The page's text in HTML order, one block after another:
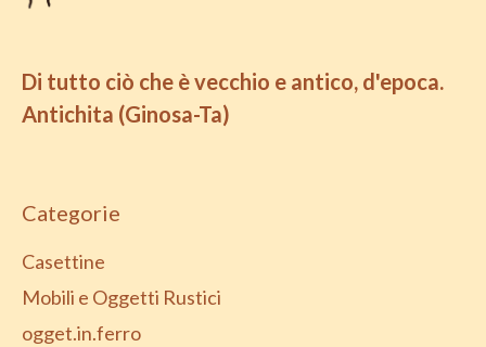
Di tutto ciò che è vecchio e antico, d'epoca.
Antichita (Ginosa-Ta)
Categorie
Casettine
Mobili e Oggetti Rustici
ogget.in.ferro